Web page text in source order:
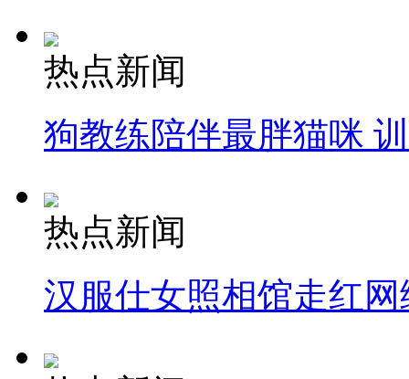
热点新闻
狗教练陪伴最胖猫咪
热点新闻
汉服仕女照相馆走红网